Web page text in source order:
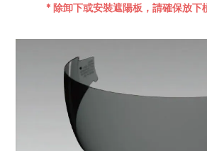
* 除卸下或安裝遮陽板，請確保放下